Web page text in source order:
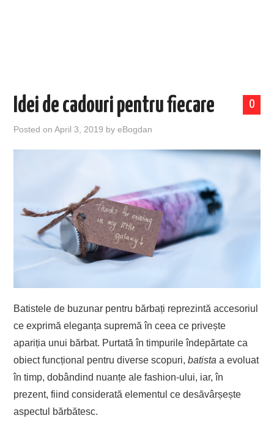
0
Idei de cadouri pentru fiecare
Posted onApril 3, 2019 byeBogdan
Batistele de buzunar pentru bărbați reprezintă accesoriul
ce exprimă eleganța supremă în ceea ce privește
apariția unui bărbat. Purtată în timpurile îndepărtate ca
obiect funcțional pentru diverse scopuri,batista a evoluat
în timp, dobândind nuanțe ale fashion-ului, iar, în
prezent, fiind considerată elementul ce desăvârșește
aspectul bărbătesc.